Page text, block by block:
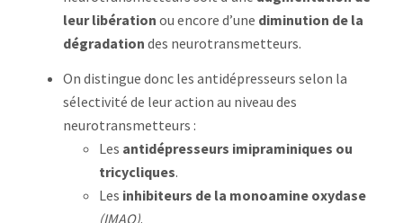
leur libération ou encore d’une diminution de la
dégradation des neurotransmetteurs.
On distingue donc les antidépresseurs selon la
sélectivité de leur action au niveau des
neurotransmetteurs :
Les antidépresseurs imipraminiques ou
tricycliques.
Les inhibiteurs de la monoamine oxydase
(IMAO).